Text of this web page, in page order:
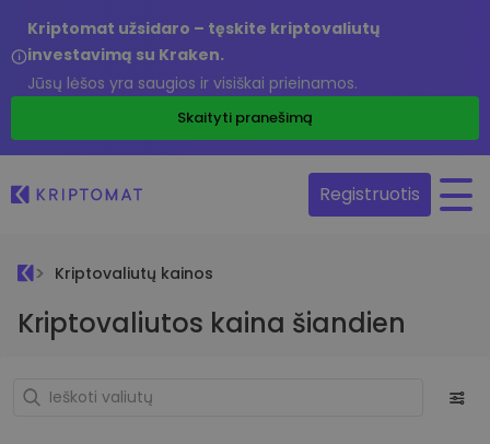
Kriptomat užsidaro – tęskite kriptovaliutų
investavimą su Kraken.
Jūsų lėšos yra saugios ir visiškai prieinamos.
Skaityti pranešimą
Registruotis
Kriptovaliutų kainos
Kriptovaliutos kaina šiandien